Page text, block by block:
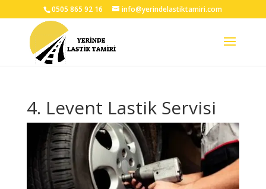
0505 865 92 16 info@yerindelastiktamiri.com
4. Levent Lastik Servisi